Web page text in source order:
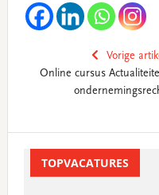
Vorige
Online cursus
SidebarTOPVACATURES